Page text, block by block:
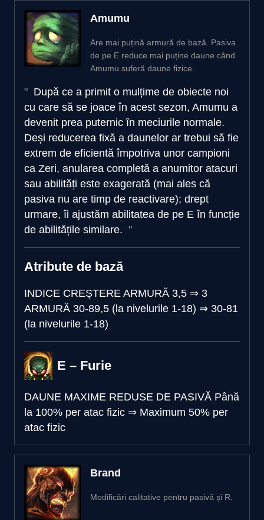
Amumu
Are mai puțină armură de bază. Pasiva
de pe E reduce mai puține daune când
Amumu suferă daune fizice.
După ce a primit o mulțime de obiecte noi
cu care să se joace în acest sezon, Amumu a
devenit prea puternic în meciurile normale.
Deși reducerea fixă a daunelor ar trebui să fie
extrem de eficientă împotriva unor campioni
ca Zeri, anularea completă a anumitor atacuri
sau abilități este exagerată (mai ales că
pasiva nu are timp de reactivare); drept
urmare, îi ajustăm abilitatea de pe E în funcție
de abilitățile similare.
Atribute de bază
INDICE CREȘTERE ARMURĂ 3,5 ⇒ 3
ARMURĂ 30-89,5 (la nivelurile 1-18) ⇒ 30-81
(la nivelurile 1-18)
E – Furie
DAUNE MAXIME REDUSE DE PASIVĂ Până
la 100% per atac fizic ⇒ Maximum 50% per
atac fizic
Brand
Modificări calitative pentru pasivă și R.